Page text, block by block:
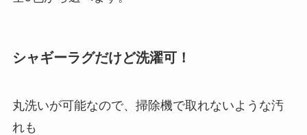
シャギーラグだけど洗濯可！
丸洗いが可能なので、掃除機で取れないような汚
れも